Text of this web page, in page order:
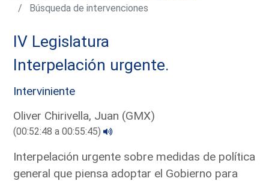
Búsqueda de intervenciones
IV Legislatura
Interpelación urgente.
Interviniente
Oliver Chirivella, Juan (GMX)
(00:52:48 a 00:55:45)
Interpelación urgente sobre medidas de política
general que piensa adoptar el Gobierno para